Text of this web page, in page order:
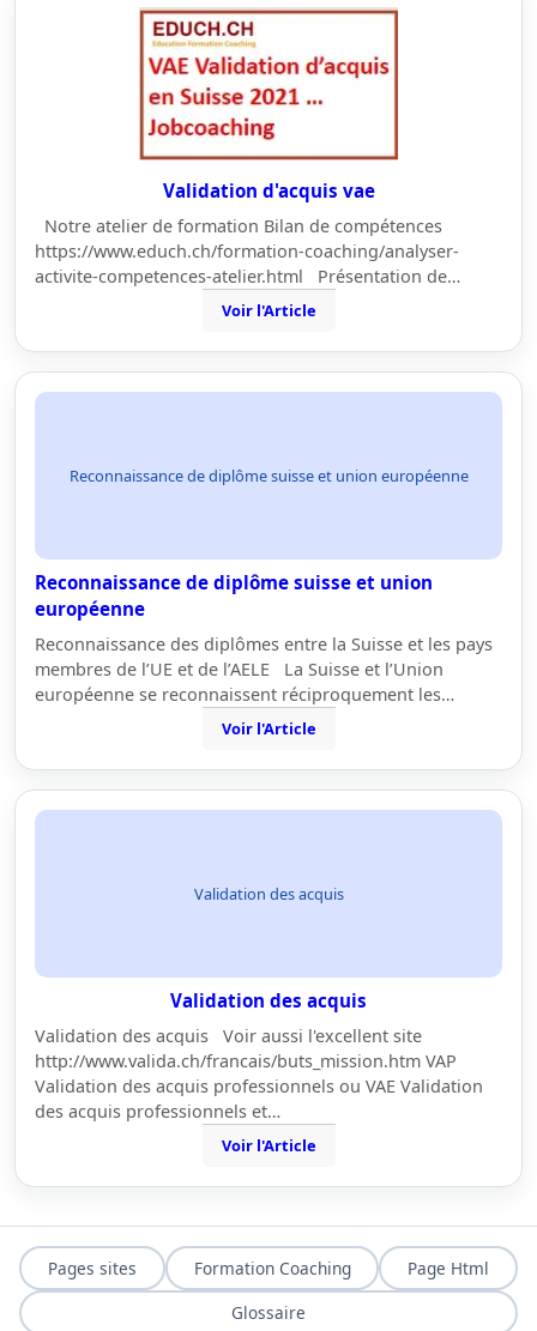
Validation d'acquis vae
Notre atelier de formation Bilan de compétences
https://www.educh.ch/formation-coaching/analyser-
activite-competences-atelier.html Présentation de…
Voir l'Article
Reconnaissance de diplôme suisse et union européenne
Reconnaissance de diplôme suisse et union
européenne
Reconnaissance des diplômes entre la Suisse et les pays
membres de l’UE et de l’AELE La Suisse et l’Union
européenne se reconnaissent réciproquement les…
Voir l'Article
Validation des acquis
Validation des acquis
Validation des acquis Voir aussi l'excellent site
http://www.valida.ch/francais/buts_mission.htm VAP
Validation des acquis professionnels ou VAE Validation
des acquis professionnels et…
Voir l'Article
Pages sites Formation Coaching
Page Html
Glossaire